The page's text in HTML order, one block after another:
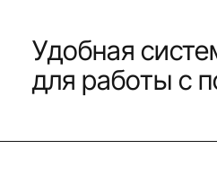
Удобная
для работы с